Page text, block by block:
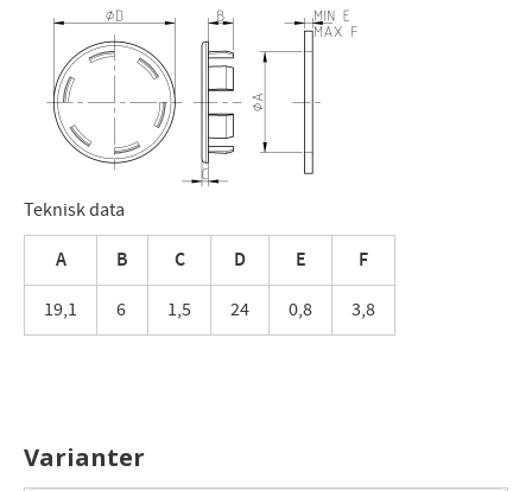
Teknisk data
A B C D E F
19,1 6 1,5 24 0,8 3,8
Varianter